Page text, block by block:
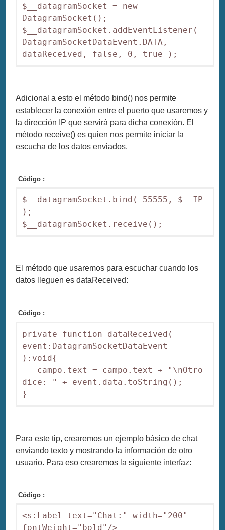
$__datagramSocket = new
DatagramSocket();
$__datagramSocket.addEventListener(
DatagramSocketDataEvent.DATA,
Adicional a esto el método bind() nos permite
establecer la conexión entre el puerto que usaremos y
la dirección IP que servirá para dicha conexión. El
método receive() es quien nos permite iniciar la
escucha de los datos enviados.
Código :
$__datagramSocket.bind( 55555, $__IP
);
El método que usaremos para escuchar cuando los
datos lleguen es dataReceived:
Código :
private function dataReceived(
event:DatagramSocketDataEvent
):void{
campo.text = campo.text + "\nOtro
dice: " + event.data.toString();
Para este tip, crearemos un ejemplo básico de chat
enviando texto y mostrando la información de otro
usuario. Para eso crearemos la siguiente interfaz:
Código :
<s:Label text="Chat:" width="200"
fontWeight="bold"/>